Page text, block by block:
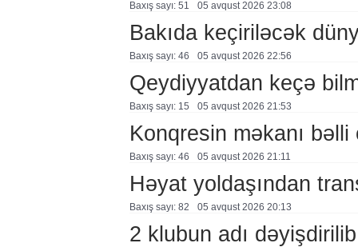
Baxış sayı: 51 05 avqust 2026 23:08
Bakıda keçiriləcək
Baxış sayı: 46 05 avqust 2026 22:56
Qeydiyyatdan keçə
Baxış sayı: 15 05 avqust 2026 21:53
Konqresin məkanı bəlli
Baxış sayı: 46 05 avqust 2026 21:11
Həyat yoldaşından
Baxış sayı: 82 05 avqust 2026 20:13
2 klubun adı dəyişdirilib